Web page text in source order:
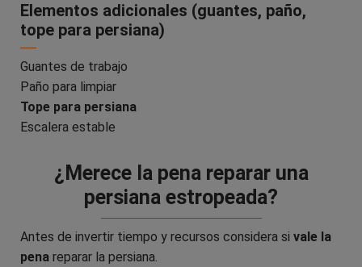
Elementos adicionales (guantes, paño,
tope para persiana)
Guantes de trabajo
Paño para limpiar
Tope para persiana
Escalera estable
¿Merece la pena reparar una
persiana estropeada?
Antes de invertir tiempo y recursos considera si vale la
pena reparar la persiana.